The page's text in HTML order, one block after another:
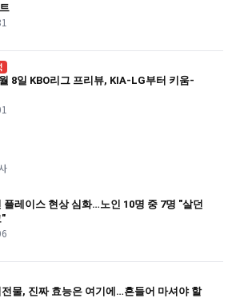
8일 KBO리그 프리뷰, KIA-LG부터 키움-
플레이스 현상 심화…노인 10명 중 7명 "살던
"
물, 진짜 효능은 여기에…흔들어 마셔야 할